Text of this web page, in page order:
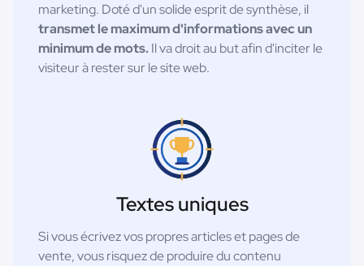
marketing. Doté d'un solide esprit de synthèse, il
transmet le maximum d'informations avec un
minimum de mots.Il va droit au but afin d'inciter le
visiteur à rester sur le site web.
Textes uniques
Si vous écrivez vos propres articles et pages de
vente, vous risquez de produire du contenu